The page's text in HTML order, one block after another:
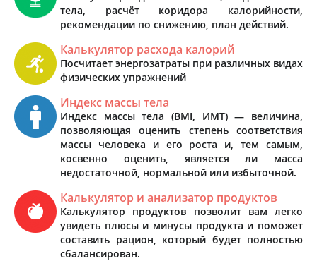
тела, расчёт коридора калорийности,
рекомендации по снижению, план действий.
Калькулятор расхода калорий
Посчитает энергозатраты при различных видах
физических упражнений
Индекс массы тела
Индекс массы тела (BMI, ИМТ) — величина,
позволяющая оценить степень соответствия
массы человека и его роста и, тем самым,
косвенно оценить, является ли масса
недостаточной, нормальной или избыточной.
Калькулятор и анализатор продуктов
Калькулятор продуктов позволит вам легко
увидеть плюсы и минусы продукта и поможет
составить рацион, который будет полностью
сбалансирован.